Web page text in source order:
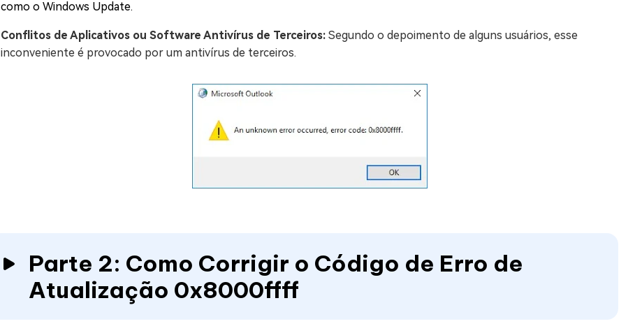
como o Windows Update.
Conflitos de Aplicativos ou Software Antivírus de Terceiros: Segundo o depoimento de alguns usuários, esse
inconveniente é provocado por um antivírus de terceiros.
Parte 2: Como Corrigir o Código de Erro de
Atualização 0x8000ffff